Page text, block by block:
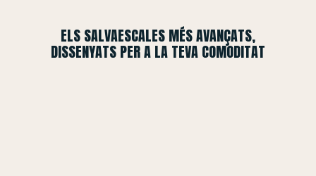
ELS SALVAESCALES MÉS AVANÇATS,
DISSENYATS PER A LA TEVA COMODITAT